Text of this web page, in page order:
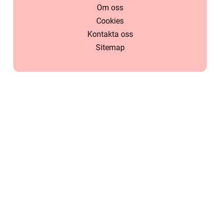
Om oss
Cookies
Kontakta oss
Sitemap